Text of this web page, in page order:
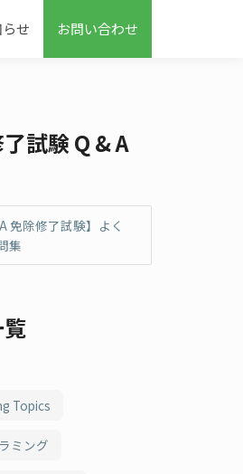
せ お問い合わせ
試験 Q & A
A 免除修了試験】よく
集
Topics
ミング